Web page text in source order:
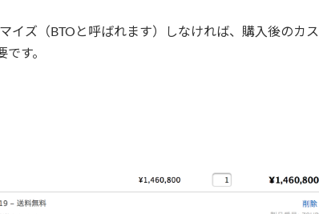
イズ（BTOと呼ばれます）しなければ、購入後のカス
す。